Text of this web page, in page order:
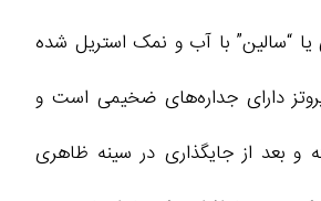
“سالین” با آب و نمک استریل شده
دارای جداره‌های ضخیمی است و
و بعد از جایگذاری در سینه ظاهری